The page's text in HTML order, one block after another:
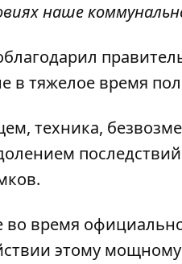
наше
в тяжелое время
техника,
во время
этому